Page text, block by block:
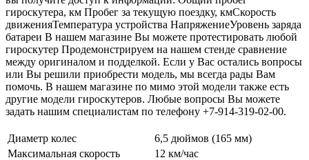
гироскутера, км Пробег за текущую поездку, кмСкорость
движенияТемпература устройства НапряжениеУровень заряда
батареи В нашем магазине Вы можете протестировать любой
гироскутер Продемонстрируем на нашем стенде сравнение
между оригиналом и подделкой. Если у Вас остались вопросы
или Вы решили приобрести модель, мы всегда рады Вам
помочь. В нашем магазине по мимо этой модели также есть
другие модели гироскутеров. Любые вопросы Вы можете
задать нашим специалистам по телефону +7-914-319-02-00.
Диаметр колес
6,5 дюймов (165 мм)
Максимальная скорость
12 км/час